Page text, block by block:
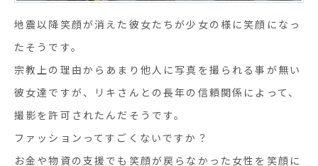
地震以降笑顔が消えた彼女たちが少女の様に笑顔になっ
たそうです。
宗教上の理由からあまり他人に写真を撮られる事が無い
彼女達ですが、リキさんとの長年の信頼関係によって、
撮影を許可されたんだそうです。
ファッションってすごくないですか？
お金や物資の支援でも笑顔が戻らなかった女性を笑顔に